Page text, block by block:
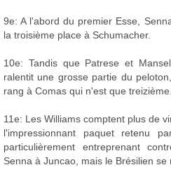
9e: A l'abord du premier Esse,
la troisième place à Schumacher.
10e: Tandis que Patrese et
ralentit une grosse partie du
rang à Comas qui n'est que treizième.
11e: Les Williams comptent plus de
l'impressionnant paquet retenu
particulièrement entreprenant
Senna à Juncao, mais le Brésilien se